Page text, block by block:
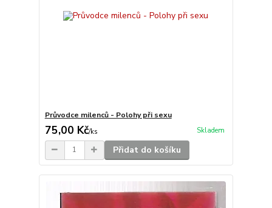
Průvodce milenců - Polohy při sexu
75,00 Kč/ks Skladem
Přidat do košíku